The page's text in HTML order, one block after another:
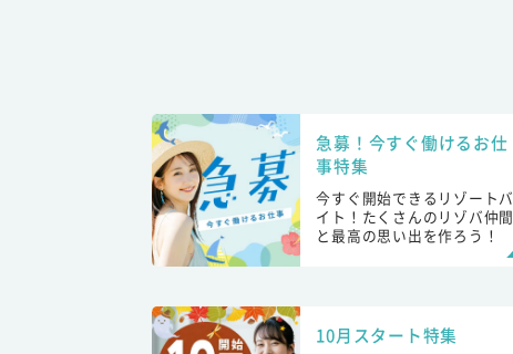
急募！今すぐ働けるお仕
事特集
今すぐ開始できるリゾートバ
イト！たくさんのリゾバ仲間
と最高の思い出を作ろう！
10月スタート特集